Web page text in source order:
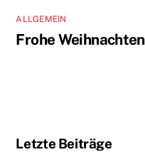
ALLGEMEIN
Frohe
Letzte Beiträge